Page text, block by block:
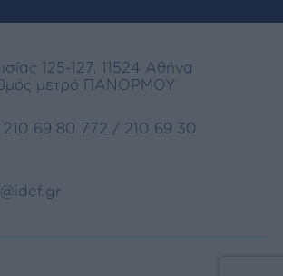
125-127, 11524 Αθήνα
μετρό ΠΑΝΟΡΜΟΥ
210 69 80 772 / 210 69 30